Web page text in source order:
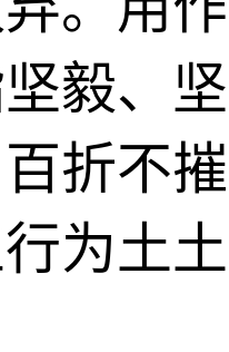
毅、
折不
为土土